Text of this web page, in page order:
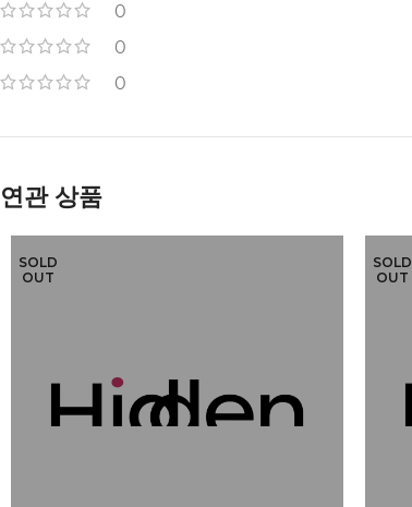
0
0
0
연관 상품
SOLD
OUT
SOLD
OUT